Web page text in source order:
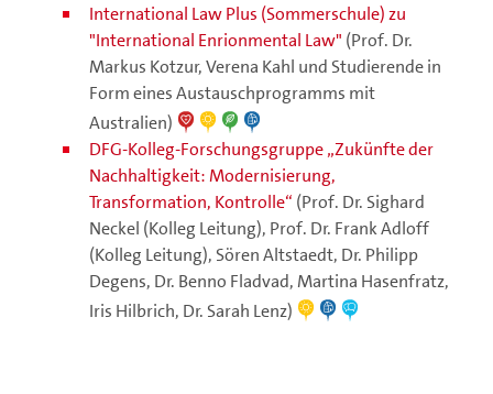
International Law Plus (Sommerschule) zu
"International Enrionmental Law" (Prof. Dr.
Markus Kotzur, Verena Kahl und Studierende in
Form eines Austauschprogramms mit
Australien)
DFG-Kolleg-Forschungsgruppe „Zukünfte der
Nachhaltigkeit: Modernisierung,
Transformation, Kontrolle“ (Prof. Dr. Sighard
Neckel (Kolleg Leitung), Prof. Dr. Frank Adloff
(Kolleg Leitung), Sören Altstaedt, Dr. Philipp
Degens, Dr. Benno Fladvad, Martina Hasenfratz,
Iris Hilbrich, Dr. Sarah Lenz)